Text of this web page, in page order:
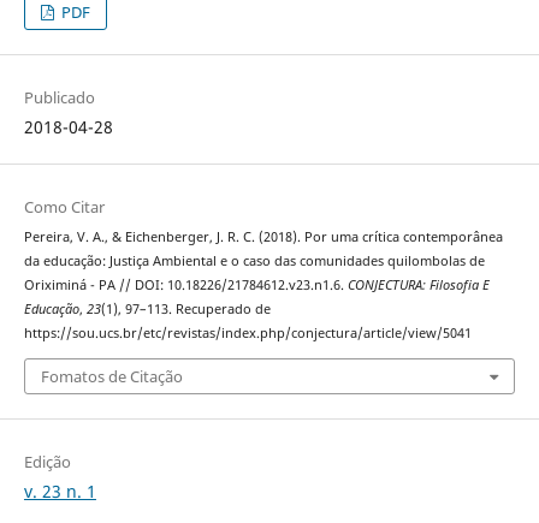
PDF
Publicado
2018-04-28
Como Citar
Pereira, V. A., & Eichenberger, J. R. C. (2018). Por uma crítica contemporânea
da educação: Justiça Ambiental e o caso das comunidades quilombolas de
Oriximiná - PA // DOI: 10.18226/21784612.v23.n1.6. CONJECTURA: Filosofia E
Educação, 23(1), 97–113. Recuperado de
https://sou.ucs.br/etc/revistas/index.php/conjectura/article/view/5041
Fomatos de Citação
Edição
v. 23 n. 1